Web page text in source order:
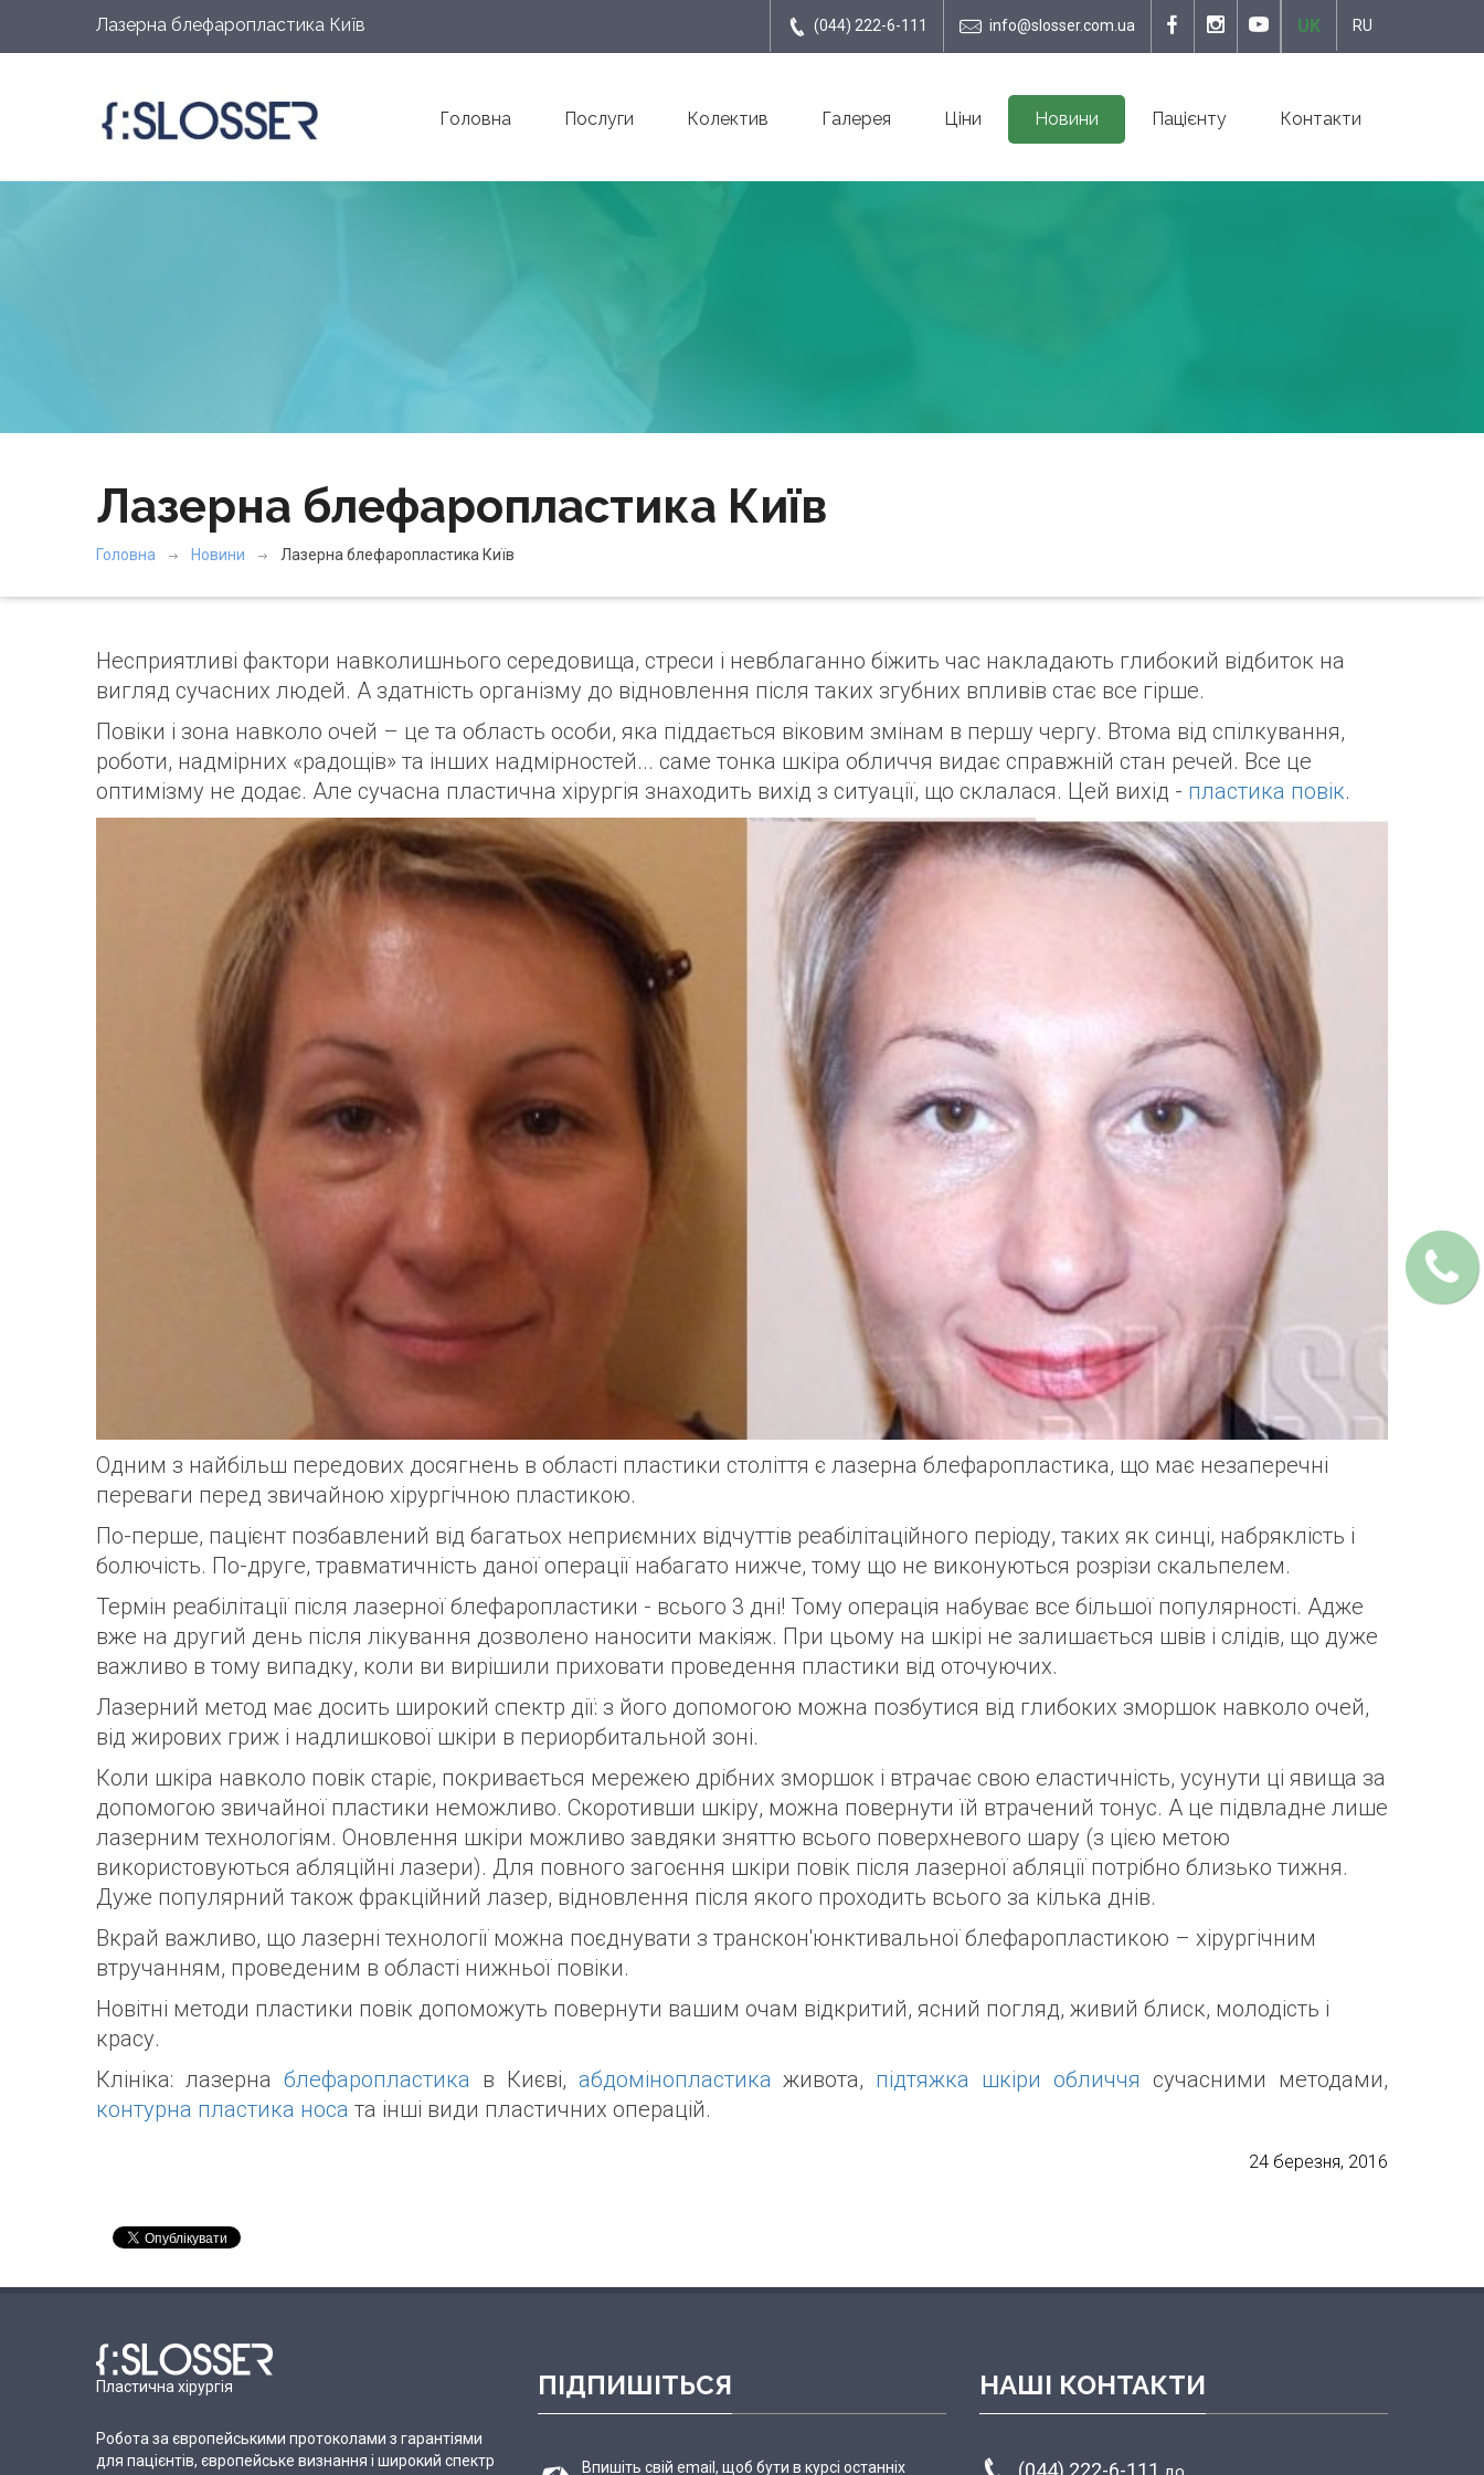
Лазерна блефаропластика Київ (044) 222-6-111 info@slosser.com.ua UK RU
Головна Послуги Колектив Галерея Ціни Новини Пацієнту Контакти
Лазерна блефаропластика Київ
Головна Новини Лазерна блефаропластика Київ
Несприятливі фактори навколишнього середовища, стреси і невблаганно біжить час накладають глибокий відбиток на
вигляд сучасних людей. А здатність організму до відновлення після таких згубних впливів стає все гірше.
Повіки і зона навколо очей – це та область особи, яка піддається віковим змінам в першу чергу. Втома від спілкування,
роботи, надмірних «радощів» та інших надмірностей... саме тонка шкіра обличчя видає справжній стан речей. Все це
оптимізму не додає. Але сучасна пластична хірургія знаходить вихід з ситуації, що склалася. Цей вихід - пластика повік.
Одним з найбільш передових досягнень в області пластики століття є лазерна блефаропластика, що має незаперечні
переваги перед звичайною хірургічною пластикою.
По-перше, пацієнт позбавлений від багатьох неприємних відчуттів реабілітаційного періоду, таких як синці, набряклість і
болючість. По-друге, травматичність даної операції набагато нижче, тому що не виконуються розрізи скальпелем.
Термін реабілітації після лазерної блефаропластики - всього 3 дні! Тому операція набуває все більшої популярності. Адже
вже на другий день після лікування дозволено наносити макіяж. При цьому на шкірі не залишається швів і слідів, що дуже
важливо в тому випадку, коли ви вирішили приховати проведення пластики від оточуючих.
Лазерний метод має досить широкий спектр дії: з його допомогою можна позбутися від глибоких зморшок навколо очей,
від жирових гриж і надлишкової шкіри в периорбитальной зоні.
Коли шкіра навколо повік старіє, покривається мережею дрібних зморшок і втрачає свою еластичність, усунути ці явища за
допомогою звичайної пластики неможливо. Скоротивши шкіру, можна повернути їй втрачений тонус. А це підвладне лише
лазерним технологіям. Оновлення шкіри можливо завдяки зняттю всього поверхневого шару (з цією метою
використовуються абляційні лазери). Для повного загоєння шкіри повік після лазерної абляції потрібно близько тижня.
Дуже популярний також фракційний лазер, відновлення після якого проходить всього за кілька днів.
Вкрай важливо, що лазерні технології можна поєднувати з транскон'юнктивальної блефаропластикою – хірургічним
втручанням, проведеним в області нижньої повіки.
Новітні методи пластики повік допоможуть повернути вашим очам відкритий, ясний погляд, живий блиск, молодість і
красу.
Клініка: лазерна блефаропластика в Києві, абдомінопластика живота, підтяжка шкіри обличчя сучасними методами,
контурна пластика носа та інші види пластичних операцій.
24 березня, 2016
Пластична хірургія
Робота за європейськими протоколами з гарантіями
для пацієнтів, європейське визнання і широкий спектр
ПІДПИШІТЬСЯ
Впишіть свій email, щоб бути в курсі останніх
НАШІ КОНТАКТИ
(044) 222-6-111